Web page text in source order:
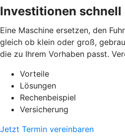
Investitionen
Eine Maschine ersetzen, den
gleich ob klein oder groß,
die zu Ihrem Vorhaben passt.
Vorteile
Lösungen
Rechenbeispiel
Versicherung
Jetzt Termin vereinbaren